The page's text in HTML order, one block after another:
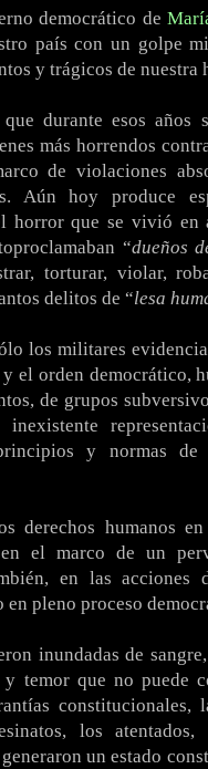
democrático de
país con un golpe
y trágicos de
durante esos años
más horrendos
de violaciones
Aún hoy produce
horror que se vivió en
“dueños
torturar, violar,
delitos de “lesa
los militares
el orden democrático,
de grupos
y normas de
derechos humanos
el marco de un
en las acciones
pleno proceso
inundadas de
temor que no puede
constitucionales,
los
un estado